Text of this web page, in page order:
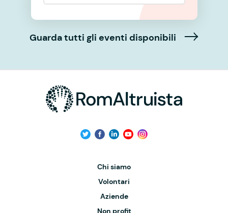
Guarda tutti gli eventi disponibili
Chi siamo
Volontari
Aziende
Non profit